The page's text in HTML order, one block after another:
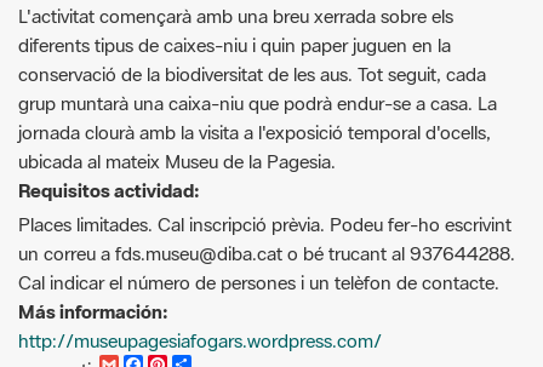
grup muntarà una caixa-niu que podrà endur-se a casa. La
jornada clourà amb la visita a l'exposició temporal d'ocells,
ubicada al mateix Museu de la Pagesia.
Requisitos actividad:
Places limitades. Cal inscripció prèvia. Podeu fer-ho escrivint
un correu a fds.museu@diba.cat o bé trucant al 937644288.
Cal indicar el número de persones i un telèfon de contacte.
Más información:
http://museupagesiafogars.wordpress.com/
compartir
G
m
a
i
l
F
a
c
e
b
P
i
t
e
C
o
p
a
Recursos.
Cartell Dia Mundial de les Aus [Pdf]